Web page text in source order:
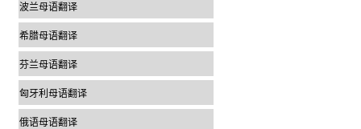
波兰母语翻译
希腊母语翻译
芬兰母语翻译
匈牙利母语翻译
俄语母语翻译